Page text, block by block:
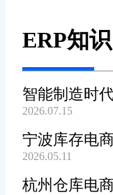
ERP知
智能制造时
WMS系统?
2026.07.15
宁波库存电
2026.05.11
杭州仓库电